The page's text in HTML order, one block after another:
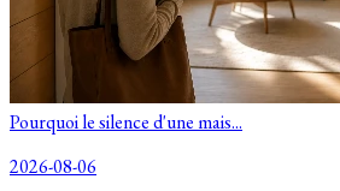
Pourquoi le silence d'une mais...
2026-08-06